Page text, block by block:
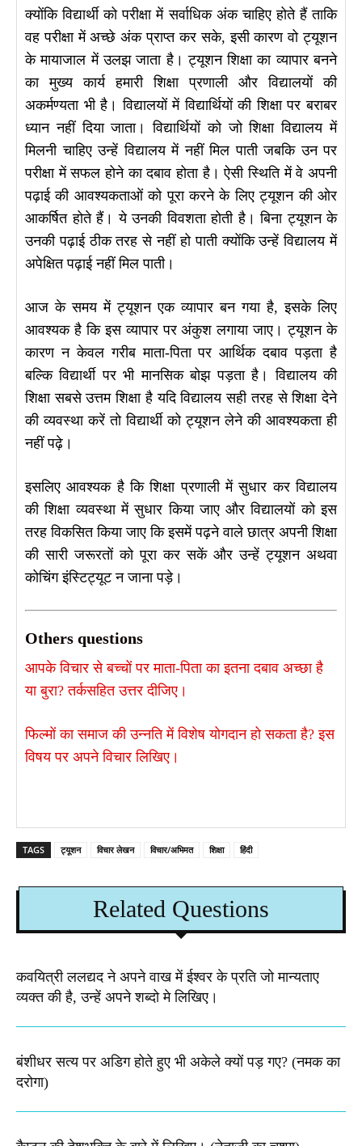
क्योंकि विद्यार्थी को परीक्षा में सर्वाधिक अंक चाहिए होते हैं ताकि
वह परीक्षा में अच्छे अंक प्राप्त कर सके, इसी कारण वो ट्यूशन
के मायाजाल में उलझ जाता है। ट्यूशन शिक्षा का व्यापार बनने
का मुख्य कार्य हमारी शिक्षा प्रणाली और विद्यालयों की
अकर्मण्यता भी है। विद्यालयों में विद्यार्थियों की शिक्षा पर बराबर
ध्यान नहीं दिया जाता। विद्यार्थियों को जो शिक्षा विद्यालय में
मिलनी चाहिए उन्हें विद्यालय में नहीं मिल पाती जबकि उन पर
परीक्षा में सफल होने का दबाव होता है। ऐसी स्थिति में वे अपनी
पढ़ाई की आवश्यकताओं को पूरा करने के लिए ट्यूशन की ओर
आकर्षित होते हैं। ये उनकी विवशता होती है। बिना ट्यूशन के
उनकी पढ़ाई ठीक तरह से नहीं हो पाती क्योंकि उन्हें विद्यालय में
अपेक्षित पढ़ाई नहीं मिल पाती।
आज के समय में ट्यूशन एक व्यापार बन गया है, इसके लिए
आवश्यक है कि इस व्यापार पर अंकुश लगाया जाए। ट्यूशन के
कारण न केवल गरीब माता-पिता पर आर्थिक दबाव पड़ता है
बल्कि विद्यार्थी पर भी मानसिक बोझ पड़ता है। विद्यालय की
शिक्षा सबसे उत्तम शिक्षा है यदि विद्यालय सही तरह से शिक्षा देने
की व्यवस्था करें तो विद्यार्थी को ट्यूशन लेने की आवश्यकता ही
नहीं पढ़े।
इसलिए आवश्यक है कि शिक्षा प्रणाली में सुधार कर विद्यालय
की शिक्षा व्यवस्था में सुधार किया जाए और विद्यालयों को इस
तरह विकसित किया जाए कि इसमें पढ़ने वाले छात्र अपनी शिक्षा
की सारी जरूरतों को पूरा कर सकें और उन्हें ट्यूशन अथवा
कोचिंग इंस्टिट्यूट न जाना पड़े।
Others questions
आपके विचार से बच्चों पर माता-पिता का इतना दबाव अच्छा है
या बुरा? तर्कसहित उत्तर दीजिए।
फिल्मों का समाज की उन्नति में विशेष योगदान हो सकता है? इस
विषय पर अपने विचार लिखिए।
TAGS ट्यूशन विचार लेखन विचार/अभिमत शिक्षा हिंदी
Related Questions
कवयित्री ललद्यद ने अपने वाख में ईश्वर के प्रति जो मान्यताए
व्यक्त की है, उन्हें अपने शब्दो मे लिखिए।
बंशीधर सत्य पर अडिग होते हुए भी अकेले क्यों पड़ गए? (नमक का
दरोगा)